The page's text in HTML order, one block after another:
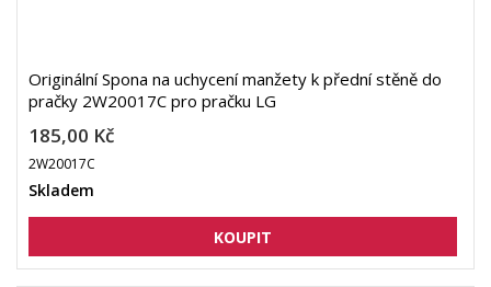
Originální Spona na uchycení manžety k přední stěně do
pračky 2W20017C pro pračku LG
185,00 Kč
2W20017C
Skladem